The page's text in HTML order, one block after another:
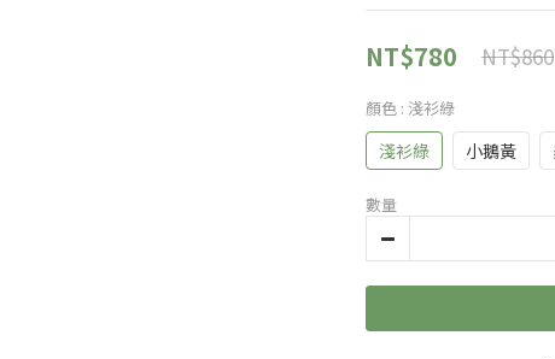
NT$780 NT$860
顏色 : 淺衫綠
淺衫綠 小鵝黃
數量